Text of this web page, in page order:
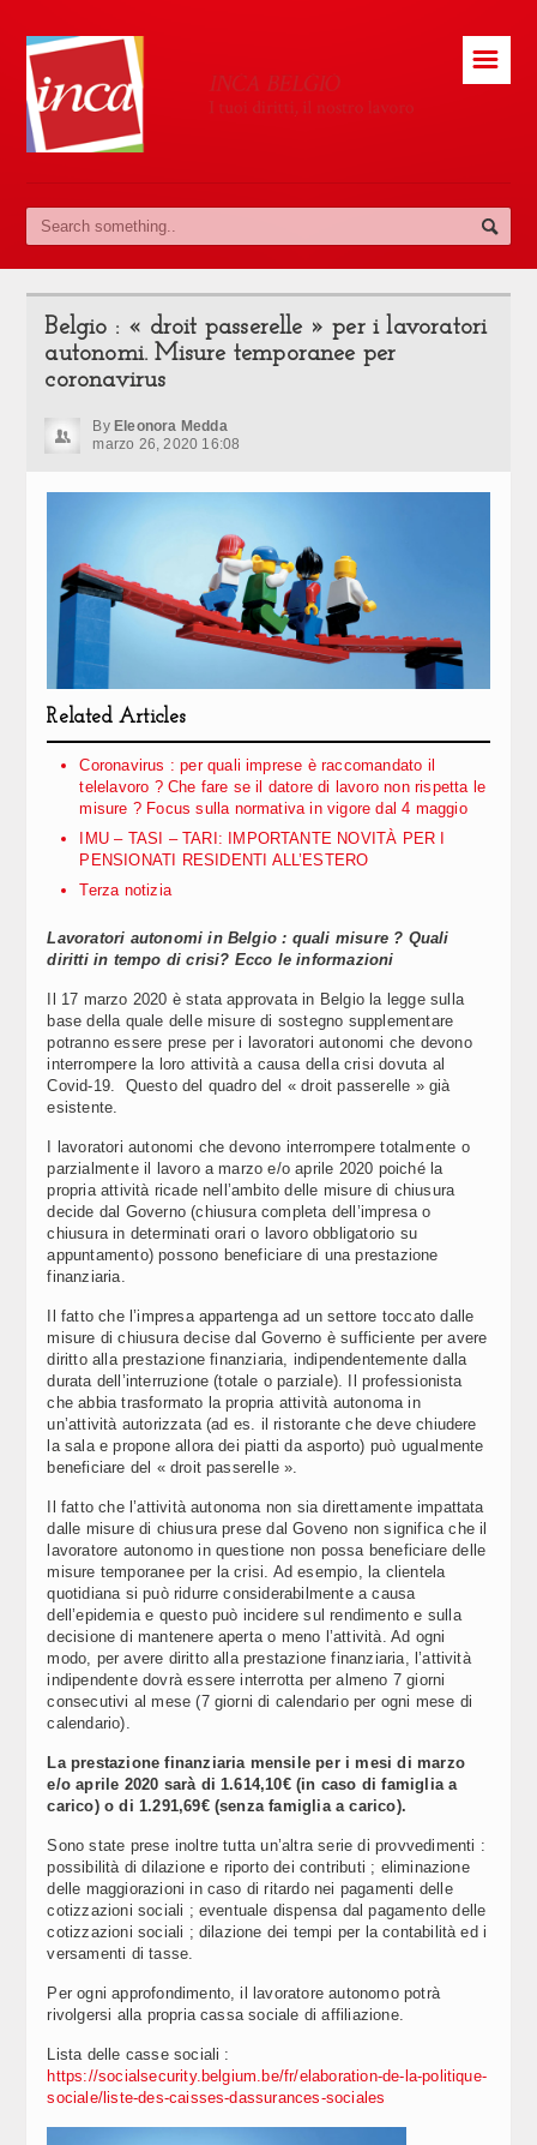
☰
Belgio : « droit passerelle » per i lavoratori
autonomi. Misure temporanee per
coronavirus
By Eleonora Medda
marzo 26, 2020 16:08
Related Articles
Coronavirus : per quali imprese è raccomandato il
telelavoro ? Che fare se il datore di lavoro non rispetta le
misure ? Focus sulla normativa in vigore dal 4 maggio
IMU – TASI – TARI: IMPORTANTE NOVITÀ PER I
PENSIONATI RESIDENTI ALL’ESTERO
Terza notizia
Lavoratori autonomi in Belgio : quali misure ? Quali
diritti in tempo di crisi? Ecco le informazioni
Il 17 marzo 2020 è stata approvata in Belgio la legge sulla
base della quale delle misure di sostegno supplementare
potranno essere prese per i lavoratori autonomi che devono
interrompere la loro attività a causa della crisi dovuta al
Covid-19. Questo del quadro del « droit passerelle » già
esistente.
I lavoratori autonomi che devono interrompere totalmente o
parzialmente il lavoro a marzo e/o aprile 2020 poiché la
propria attività ricade nell’ambito delle misure di chiusura
decide dal Governo (chiusura completa dell’impresa o
chiusura in determinati orari o lavoro obbligatorio su
appuntamento) possono beneficiare di una prestazione
finanziaria.
Il fatto che l’impresa appartenga ad un settore toccato dalle
misure di chiusura decise dal Governo è sufficiente per avere
diritto alla prestazione finanziaria, indipendentemente dalla
durata dell’interruzione (totale o parziale). Il professionista
che abbia trasformato la propria attività autonoma in
un’attività autorizzata (ad es. il ristorante che deve chiudere
la sala e propone allora dei piatti da asporto) può ugualmente
beneficiare del « droit passerelle ».
Il fatto che l’attività autonoma non sia direttamente impattata
dalle misure di chiusura prese dal Goveno non significa che il
lavoratore autonomo in questione non possa beneficiare delle
misure temporanee per la crisi. Ad esempio, la clientela
quotidiana si può ridurre considerabilmente a causa
dell’epidemia e questo può incidere sul rendimento e sulla
decisione di mantenere aperta o meno l’attività. Ad ogni
modo, per avere diritto alla prestazione finanziaria, l’attività
indipendente dovrà essere interrotta per almeno 7 giorni
consecutivi al mese (7 giorni di calendario per ogni mese di
calendario).
La prestazione finanziaria mensile per i mesi di marzo
e/o aprile 2020 sarà di 1.614,10€ (in caso di famiglia a
carico) o di 1.291,69€ (senza famiglia a carico).
Sono state prese inoltre tutta un’altra serie di provvedimenti :
possibilità di dilazione e riporto dei contributi ; eliminazione
delle maggiorazioni in caso di ritardo nei pagamenti delle
cotizzazioni sociali ; eventuale dispensa dal pagamento delle
cotizzazioni sociali ; dilazione dei tempi per la contabilità ed i
versamenti di tasse.
Per ogni approfondimento, il lavoratore autonomo potrà
rivolgersi alla propria cassa sociale di affiliazione.
Lista delle casse sociali :
https://socialsecurity.belgium.be/fr/elaboration-de-la-politique-
sociale/liste-des-caisses-dassurances-sociales